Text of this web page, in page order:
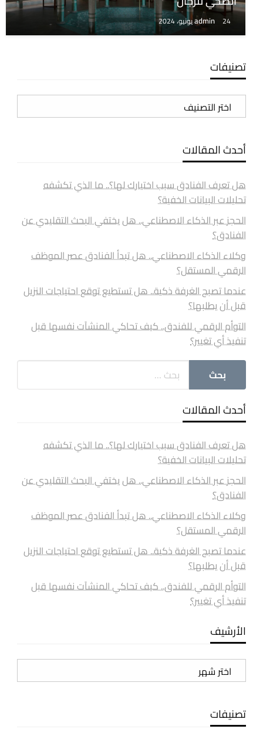
admin 24 يونيو، 2024
تصنيفات
تصنيفات
أحدث المقالات
هل تعرف الفنادق سبب اختيارك لها؟.. ما الذي تكشفه
تحليلات البيانات الخفية؟
الحجز عبر الذكاء الاصطناعي.. هل يختفي البحث التقليدي عن
الفنادق؟
وكلاء الذكاء الاصطناعي.. هل تبدأ الفنادق عصر الموظف
الرقمي المستقل؟
عندما تصبح الغرفة ذكية.. هل تستطيع توقع احتياجات النزيل
قبل أن يطلبها؟
التوأم الرقمي للفندق.. كيف تحاكي المنشآت نفسها قبل
تنفيذ أي تغيير؟
أحدث المقالات
هل تعرف الفنادق سبب اختيارك لها؟.. ما الذي تكشفه
تحليلات البيانات الخفية؟
الحجز عبر الذكاء الاصطناعي.. هل يختفي البحث التقليدي عن
الفنادق؟
وكلاء الذكاء الاصطناعي.. هل تبدأ الفنادق عصر الموظف
الرقمي المستقل؟
عندما تصبح الغرفة ذكية.. هل تستطيع توقع احتياجات النزيل
قبل أن يطلبها؟
التوأم الرقمي للفندق.. كيف تحاكي المنشآت نفسها قبل
تنفيذ أي تغيير؟
الأرشيف
الأرشيف
تصنيفات